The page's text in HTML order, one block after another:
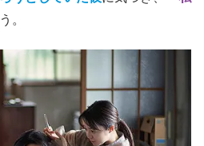
。